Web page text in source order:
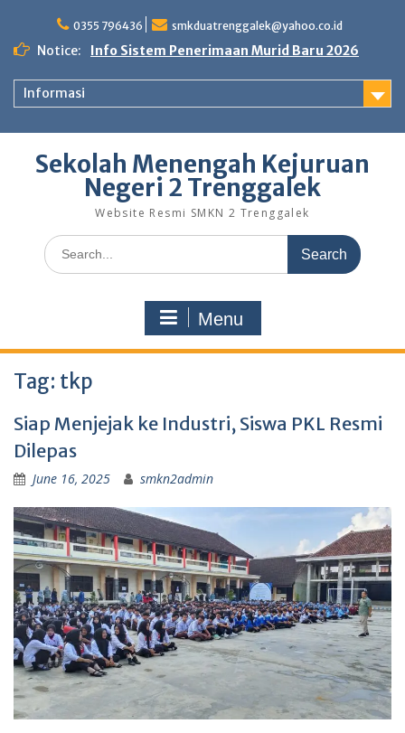
content
0355 796436 smkduatrenggalek@yahoo.co.id
Notice: Info Sistem Penerimaan Murid Baru 2026
Informasi
Sekolah Menengah Kejuruan
Negeri 2 Trenggalek
Website Resmi SMKN 2 Trenggalek
Search
for:
Menu
Tag: tkp
Siap Menjejak ke Industri, Siswa PKL Resmi
Dilepas
June 16, 2025 smkn2admin